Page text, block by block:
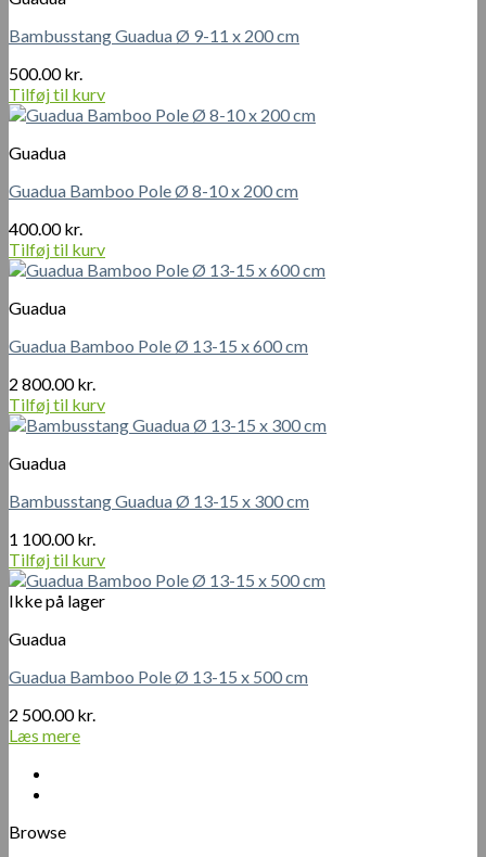
Bambusstang Guadua Ø 9-11 x 200 cm
500.00kr.
Tilføj til kurv
Guadua
Guadua Bamboo Pole Ø 8-10 x 200 cm
400.00kr.
Tilføj til kurv
Guadua
Guadua Bamboo Pole Ø 13-15 x 600 cm
2 800.00kr.
Tilføj til kurv
Guadua
Bambusstang Guadua Ø 13-15 x 300 cm
1 100.00kr.
Tilføj til kurv
Ikke på lager
Guadua
Guadua Bamboo Pole Ø 13-15 x 500 cm
2 500.00kr.
Læs mere
Browse